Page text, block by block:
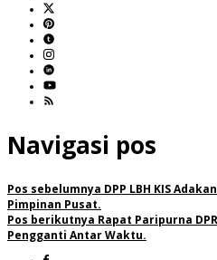
Navigasi pos
Pos sebelumnya DPP LBH KIS
Pimpinan Pusat.
Pos berikutnya Rapat Paripurna
Pengganti Antar Waktu.